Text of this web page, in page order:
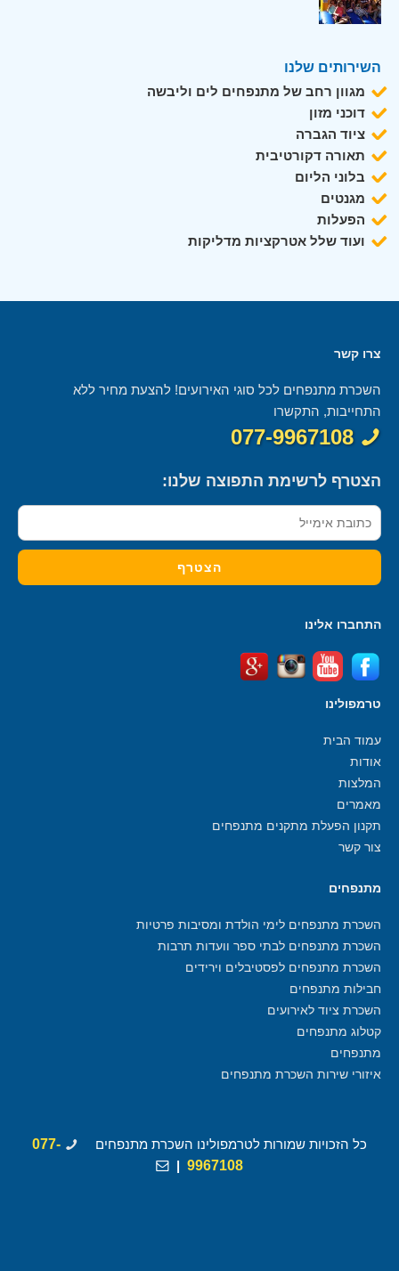
השירותים שלנו
מגוון רחב של מתנפחים לים וליבשה
דוכני מזון
ציוד הגברה
תאורה דקורטיבית
בלוני הליום
מגנטים
הפעלות
ועוד שלל אטרקציות מדליקות
צרו קשר
השכרת מתנפחים לכל סוגי האירועים! להצעת מחיר ללא
התחייבות, התקשרו
077-9967108
הצטרף לרשימת התפוצה שלנו:
התחברו אלינו
טרמפולינו
עמוד הבית
אודות
המלצות
מאמרים
תקנון הפעלת מתקנים מתנפחים
צור קשר
מתנפחים
השכרת מתנפחים לימי הולדת ומסיבות פרטיות
השכרת מתנפחים לבתי ספר וועדות תרבות
השכרת מתנפחים לפסטיבלים וירידים
חבילות מתנפחים
השכרת ציוד לאירועים
קטלוג מתנפחים
מתנפחים
איזורי שירות השכרת מתנפחים
כל הזכויות שמורות לטרמפולינו השכרת מתנפחים
077-
9967108
|